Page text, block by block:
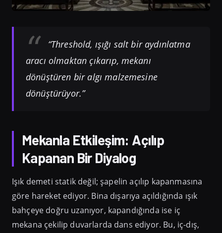
“Threshold, ışığı salt bir aydınlatma
aracı olmaktan çıkarıp, mekanı
dönüştüren bir algı malzemesine
dönüştürüyor.”
Mekanla Etkileşim: Açılıp
Kapanan Bir Diyalog
Işık demeti statik değil; şapelin açılıp kapanmasına
göre hareket ediyor. Bina dışarıya açıldığında ışık
bahçeye doğru uzanıyor, kapandığında ise iç
mekana çekilip duvarlarda dans ediyor. Bu, iç-dış,